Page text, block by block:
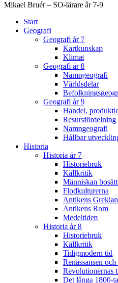
Mikael Bruér – SO-lärare år 7-9
Start
Geografi
Geografi år 7
Kartkunskap
Klimat
Geografi år 8
Namngeografi
Världsdelar
Geografi år 9
Handel,
Resursfördelning
Namngeografi
Hållbar
Historia
Historia år 7
Historiebruk
Källkritik
Människan
Flodkulturerna
Antikens
Antikens Rom
Medeltiden
Historia år 8
Historiebruk
Källkritik
Tidigmodern tid
Renässansen
Revolutionernas
Det långa 1800-